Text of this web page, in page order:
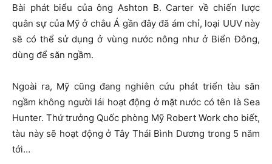
Bài phát biểu của ông Ashton B. Carter về chiến lược
quân sự của Mỹ ở châu Á gần đây đã ám chỉ, loại UUV này
sẽ có thể sử dụng ở vùng nước nông như ở Biển Đông,
dùng để săn ngầm.
Ngoài ra, Mỹ cũng đang nghiên cứu phát triển tàu săn
ngầm không người lái hoạt động ở mặt nước có tên là Sea
Hunter. Thứ trưởng Quốc phòng Mỹ Robert Work cho biết,
tàu này sẽ hoạt động ở Tây Thái Bình Dương trong 5 năm
tới…​